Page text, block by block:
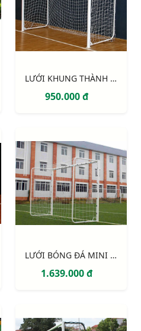
LƯỚI KHUNG THÀNH 234120
950.000 đ
LƯỚI BÓNG ĐÁ MINI và BÓNG NÉM S16882W
1.639.000 đ